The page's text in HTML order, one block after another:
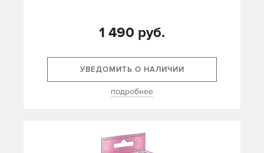
1 490 руб.
УВЕДОМИТЬ О НАЛИЧИИ
подробнее